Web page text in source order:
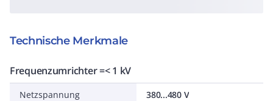
Technische Merkmale
Frequenzumrichter =< 1 kV
Netzspannung
380...480 V